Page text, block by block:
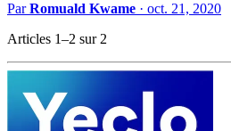
ParRomuald Kwame · oct. 21, 2020
Articles 1–2 sur 2